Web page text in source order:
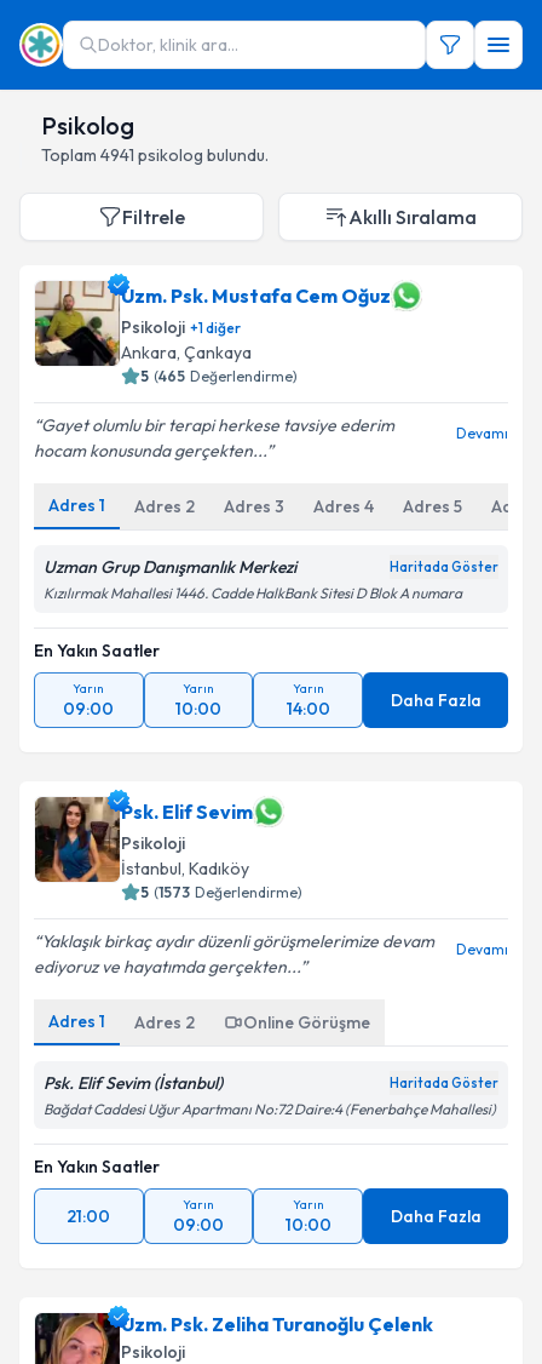
Doktor, klinik ara...
Psikolog
Toplam 4941 psikolog bulundu.
Filtrele Akıllı Sıralama
Uzm. Psk. Mustafa Cem Oğuz
Psikoloji +1diğer
Ankara, Çankaya
5 (465 Değerlendirme)
Gayet olumlu bir terapi herkese tavsiye ederim
hocam konusunda gerçekten...
Devamı
Adres 1 Adres 2 Adres 3 Adres 4 Adres 5 Adres
Uzman Grup Danışmanlık Merkezi Haritada Göster
Kızılırmak Mahallesi 1446. Cadde HalkBank Sitesi D Blok A numara
En Yakın Saatler
Yarın
09:00
Yarın
10:00
Yarın
14:00 Daha Fazla
Psk. Elif Sevim
Psikoloji
İstanbul, Kadıköy
5 (1573 Değerlendirme)
Yaklaşık birkaç aydır düzenli görüşmelerimize devam
ediyoruz ve hayatımda gerçekten...
Devamı
Adres 1 Adres 2 Online Görüşme
Psk. Elif Sevim (İstanbul) Haritada Göster
Bağdat Caddesi Uğur Apartmanı No:72 Daire:4 (Fenerbahçe Mahallesi)
En Yakın Saatler
21:00
Yarın
09:00
Yarın
10:00 Daha Fazla
Uzm. Psk. Zeliha Turanoğlu Çelenk
Psikoloji